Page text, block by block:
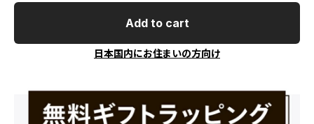
Add to cart
日本国内にお住まいの方向け